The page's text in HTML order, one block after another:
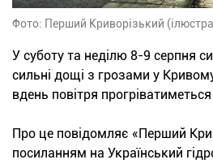
Фото: Перший Криворізький
У суботу та неділю 8-9 серпня
сильні дощі з грозами у
вдень повітря
Про це повідомляє «Перший
посиланням на Український